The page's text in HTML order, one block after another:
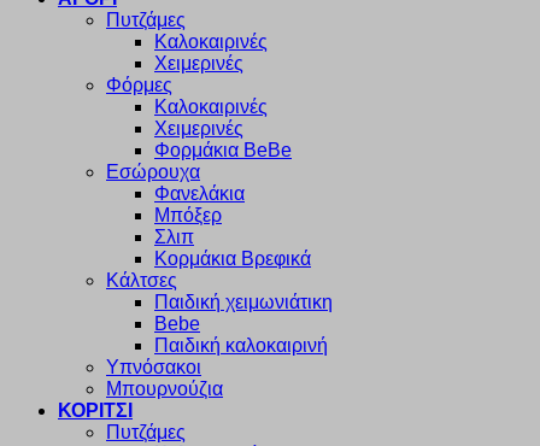
Πυτζάμες
Καλοκαιρινές
Χειμερινές
Φόρμες
Καλοκαιρινές
Χειμερινές
Φορμάκια BeBe
Εσώρουχα
Φανελάκια
Μπόξερ
Σλιπ
Κορμάκια Βρεφικά
Κάλτσες
Παιδική χειμωνιάτικη
Bebe
Παιδική καλοκαιρινή
Υπνόσακοι
Μπουρνούζια
ΚΟΡΙΤΣΙ
Πυτζάμες